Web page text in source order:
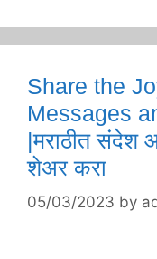
Share the
Messages
|मराठीत संदेश
शेअर करा
05/03/2023 by